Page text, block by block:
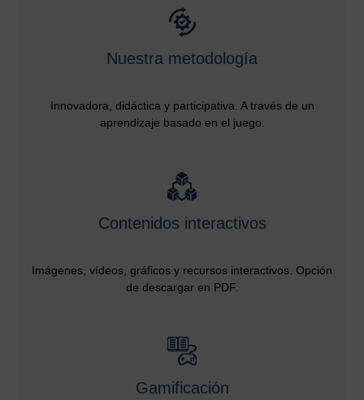
Nuestra metodología
Innovadora, didáctica y participativa. A través de un
aprendizaje basado en el juego.
Contenidos interactivos
Imágenes, vídeos, gráficos y recursos interactivos. Opción
de descargar en PDF.
Gamificación